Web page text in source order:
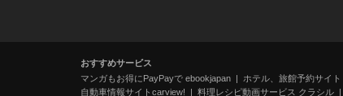
おすすめサービス
マンガもお得にPayPayで ebookjapan
ホテル、旅館予約サイ
自動車情報サイトcarview!
料理レシピ動画サービス クラシル